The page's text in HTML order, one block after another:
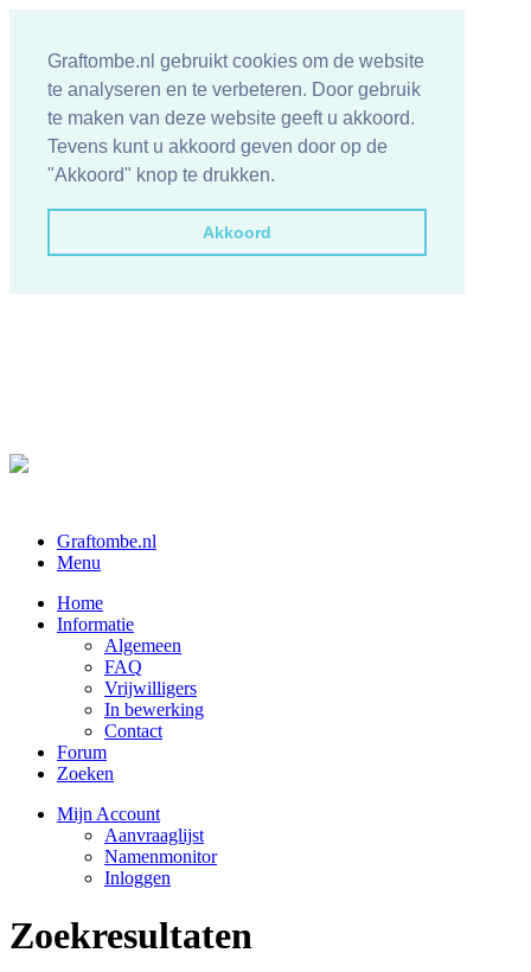
Graftombe.nl gebruikt cookies om de website
te analyseren en te verbeteren. Door gebruik
te maken van deze website geeft u akkoord.
Tevens kunt u akkoord geven door op de
"Akkoord" knop te drukken.
Akkoord
Graftombe.nl
Menu
Home
Informatie
Algemeen
FAQ
Vrijwilligers
In bewerking
Contact
Forum
Zoeken
Mijn Account
Aanvraaglijst
Namenmonitor
Inloggen
Zoekresultaten